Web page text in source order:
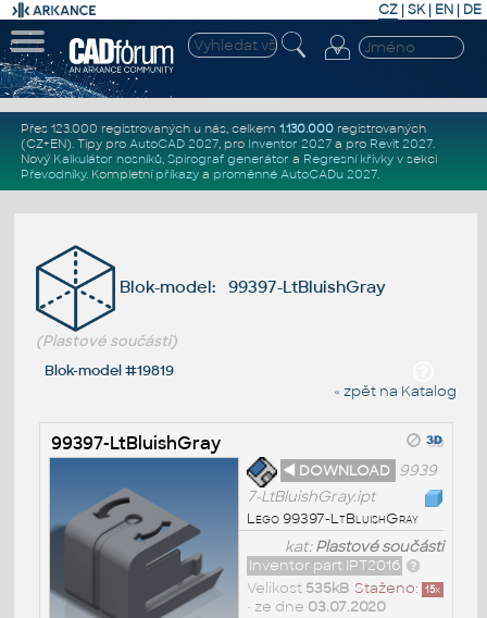
CZ | SK| EN | DE
Přes 123.000 registrovaných u nás, celkem 1.130.000registrovaných
(CZ+EN). Tipy pro AutoCAD 2027, pro Inventor 2027a pro Revit 2027.
Nový Kalkulátor nosníků, Spirograf generátor a Regresní křivkyv sekci
Převodníky. Kompletní příkazya proměnné AutoCADu 2027.
Blok-model: 99397-LtBluishGray
(Plastové součásti)
Blok-model #19819
« zpět na Katalog
99397-LtBluishGray
◄ DOWNLOAD 9939
7-LtBluishGray.ipt
Lego 99397-LtBluishGray
kat:Plastové součásti
Inventor part IPT2016
Staženo: 15x
Velikost 535kB
• ze dne 03.07.2020